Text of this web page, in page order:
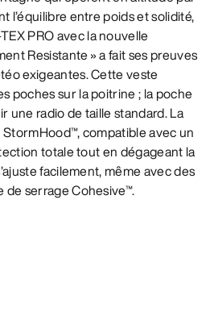
l’équilibre entre poids et solidité,
PRO avec la nouvelle
Resistante » a fait ses preuves
exigeantes. Cette veste
poches sur la poitrine ; la poche
une radio de taille standard. La
compatible avec un
totale tout en dégageant la
facilement, même avec des
de serrage Cohesive™.